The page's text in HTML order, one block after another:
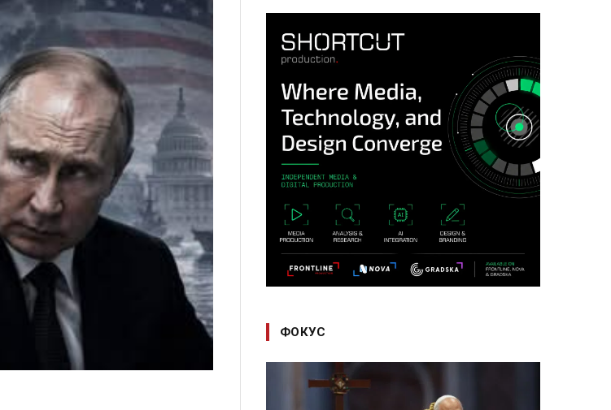
ФОКУС